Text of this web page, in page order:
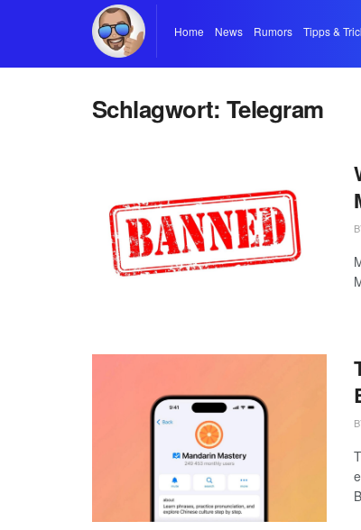
Home News Rumors Tipps &
Schlagwort: Telegram